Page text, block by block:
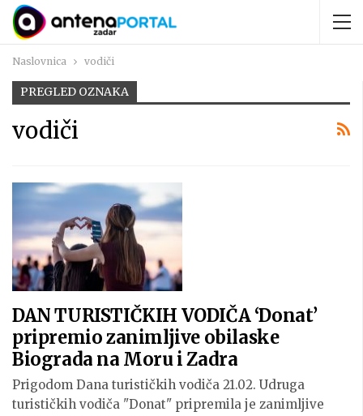
Naslovnica vodiči
PREGLED OZNAKA
vodiči
DAN TURISTIČKIH VODIČA ‘Donat’
pripremio zanimljive obilaske
Biograda na Moru i Zadra
Prigodom Dana turističkih vodiča 21.02. Udruga
turističkih vodiča "Donat" pripremila je zanimljive